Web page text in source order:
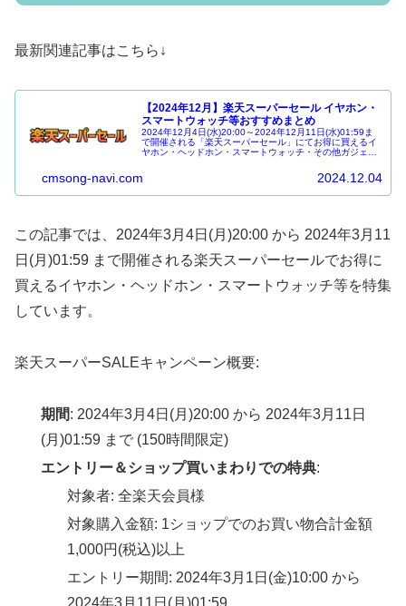
最新関連記事はこちら↓
【2024年12月】楽天スーパーセール イヤホン・
スマートウォッチ等おすすめまとめ
2024年12月4日(水)20:00～2024年12月11日(水)01:59ま
で開催される「楽天スーパーセール」にてお得に買えるイ
ヤホン・ヘッドホン・スマートウォッチ・その他ガジェッ
cmsong-navi.com 2024.12.04
この記事では、2024年3月4日(月)20:00 から 2024年3月11
日(月)01:59 まで開催される楽天スーパーセールでお得に
買えるイヤホン・ヘッドホン・スマートウォッチ等を特集
しています。
楽天スーパーSALEキャンペーン概要:
期間: 2024年3月4日(月)20:00 から 2024年3月11日
(月)01:59 まで (150時間限定)
エントリー＆ショップ買いまわりでの特典:
対象者: 全楽天会員様
対象購入金額: 1ショップでのお買い物合計金額
1,000円(税込)以上
エントリー期間: 2024年3月1日(金)10:00 から